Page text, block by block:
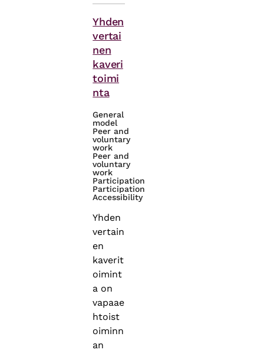
Yhden
vertai
nen
kaveri
toimi
nta
General
model
Peer and
voluntary
work
Peer and
voluntary
work
Participation
Participation
Accessibility
Yhden
vertain
en
kaverit
oimint
a on
vapaae
htoist
oiminn
an